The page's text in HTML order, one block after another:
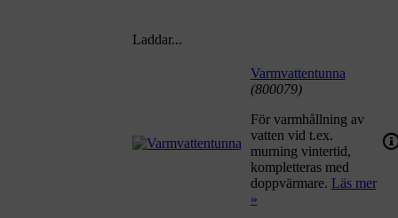
Laddar...
Varmvattentunna
(800079)
För varmhållning av
vatten vid t.ex.
murning vintertid,
kompletteras med
doppvärmare. Läs mer
»